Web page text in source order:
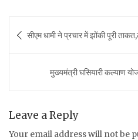
c
e
b
o
k
it
te
r
at
s
A
p
p
ai
l
e
navigation
सीएम धामी ने प्रचार में झोंकी पूरी
मुख्यमंत्री घसियारी कल्याण
Leave a Reply
Your email address will not be